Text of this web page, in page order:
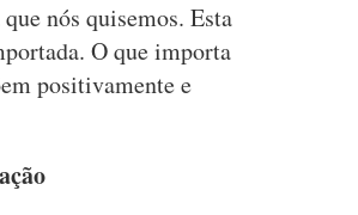
nós quisemos. Esta
O que importa
positivamente e